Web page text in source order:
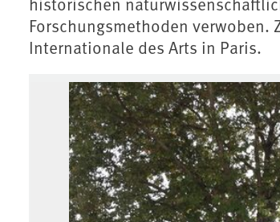
Forschungsmethoden
Internationale des Arts in Paris.
Associated content